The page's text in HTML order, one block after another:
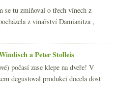
se tu zmiňoval o třech vínech z
z vinařství Damianitza ,
a Peter Stolleis
počasí zase klepe na dveře! V
degustoval produkci docela dost